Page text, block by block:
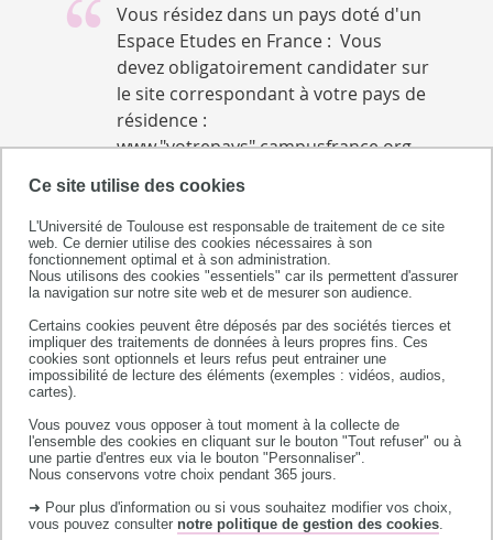
Ce site utilise des cookies
L'Université de Toulouse est responsable de traitement de ce site
web. Ce dernier utilise des cookies nécessaires à son
fonctionnement optimal et à son administration.
Nous utilisons des cookies "essentiels" car ils permettent d'assurer
la navigation sur notre site web et de mesurer son audience.
Certains cookies peuvent être déposés par des sociétés tierces et
impliquer des traitements de données à leurs propres fins. Ces
cookies sont optionnels et leurs refus peut entrainer une
impossibilité de lecture des éléments (exemples : vidéos, audios,
cartes).
Vous pouvez vous opposer à tout moment à la collecte de
l'ensemble des cookies en cliquant sur le bouton "Tout refuser" ou à
une partie d'entres eux via le bouton "Personnaliser".
Nous conservons votre choix pendant 365 jours.
➜ Pour plus d'information ou si vous souhaitez modifier vos choix,
vous pouvez consulter notre politique de gestion des cookies
Vous résidez dans un pays doté d'un
Espace Etudes en France : Vous
devez obligatoirement candidater sur
le site correspondant à votre pays de
résidence :
www."votrepays".campusfrance.org
Exemple:
www.indonesie.campusfrance.org
Tableau des pays dotés d'un Espace Études en France
AFRIQUE
Afrique du Sud, Azerbaïdjan,
Algérie, Bénin, Burkina Faso,
Burundi, Cameroun, Comores,
Djibouti, Égypte, Gabon, Ghana,
Guinée, Kenya, Madagascar, Mali,
Maroc, Maurice (île), Mauritanie,
Nigéria, République
démocratique du Congo, Sénégal,